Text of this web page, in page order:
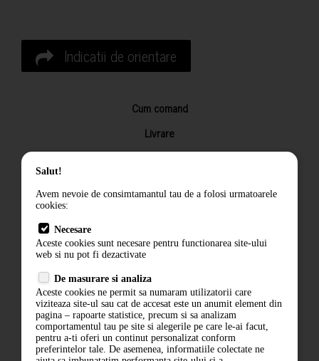
Indicatii de orientare
Cum comand
Livrare
Returnarea produselor
Termeni si conditii
Politica de confidentialitate
ANPC
Salut!
Avem nevoie de consimtamantul tau de a folosi urmatoarele
cookies:
Necesare
Aceste cookies sunt necesare pentru functionarea site-ului
web si nu pot fi dezactivate
De masurare si analiza
Aceste cookies ne permit sa numaram utilizatorii care
viziteaza site-ul sau cat de accesat este un anumit element din
pagina – rapoarte statistice, precum si sa analizam
comportamentul tau pe site si alegerile pe care le-ai facut,
pentru a-ti oferi un continut personalizat conform
preferintelor tale. De asemenea, informatiile colectate ne